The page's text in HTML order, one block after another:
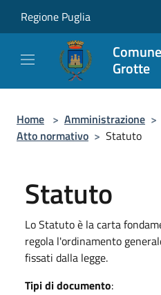
Regione Puglia
Grotte
Home > Amministrazione >
Atto normativo > Statuto
Statuto
Lo Statuto è la carta
regola l'ordinamento
fissati dalla legge.
Tipi di documento: